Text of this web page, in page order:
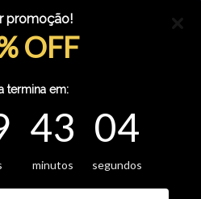
promoção!
OFF
termina em:
43
minutos
04
segundos